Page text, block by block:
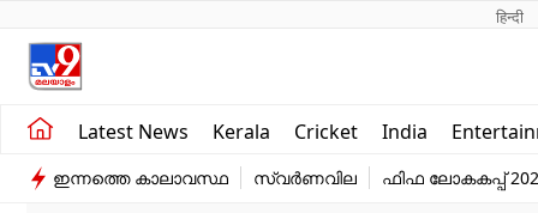
हिन्दी
Latest News Kerala Cricket India
Kerala
India
Education
ഇന്നത്തെ കാലാവസ്ഥ സ്വർണവില ഫിഫ ലോകകപ്പ്